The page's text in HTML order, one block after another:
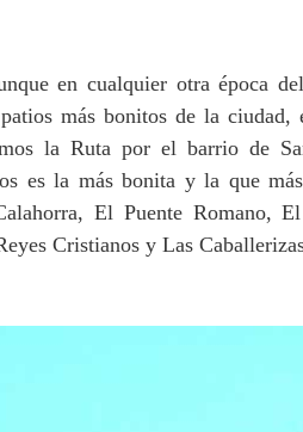
en cualquier otra época
más bonitos de la ciudad,
la Ruta por el barrio de
es la más bonita y la que
El Puente Romano,
Cristianos y Las